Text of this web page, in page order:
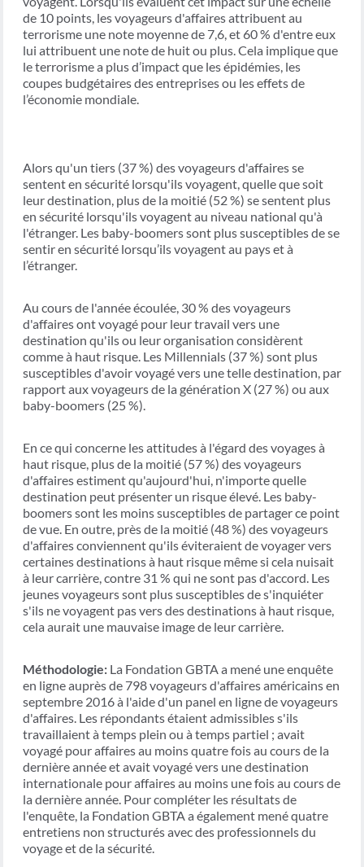
de 10 points, les voyageurs d'affaires attribuent au
terrorisme une note moyenne de 7,6, et 60 % d'entre eux
lui attribuent une note de huit ou plus. Cela implique que
le terrorisme a plus d’impact que les épidémies, les
coupes budgétaires des entreprises ou les effets de
l’économie mondiale.
Alors qu'un tiers (37 %) des voyageurs d'affaires se
sentent en sécurité lorsqu'ils voyagent, quelle que soit
leur destination, plus de la moitié (52 %) se sentent plus
en sécurité lorsqu'ils voyagent au niveau national qu'à
l'étranger. Les baby-boomers sont plus susceptibles de se
sentir en sécurité lorsqu’ils voyagent au pays et à
l’étranger.
Au cours de l'année écoulée, 30 % des voyageurs
d'affaires ont voyagé pour leur travail vers une
destination qu'ils ou leur organisation considèrent
comme à haut risque. Les Millennials (37 %) sont plus
susceptibles d'avoir voyagé vers une telle destination, par
rapport aux voyageurs de la génération X (27 %) ou aux
baby-boomers (25 %).
En ce qui concerne les attitudes à l'égard des voyages à
haut risque, plus de la moitié (57 %) des voyageurs
d'affaires estiment qu'aujourd'hui, n'importe quelle
destination peut présenter un risque élevé. Les baby-
boomers sont les moins susceptibles de partager ce point
de vue. En outre, près de la moitié (48 %) des voyageurs
d'affaires conviennent qu'ils éviteraient de voyager vers
certaines destinations à haut risque même si cela nuisait
à leur carrière, contre 31 % qui ne sont pas d'accord. Les
jeunes voyageurs sont plus susceptibles de s'inquiéter
s'ils ne voyagent pas vers des destinations à haut risque,
cela aurait une mauvaise image de leur carrière.
Méthodologie: La Fondation GBTA a mené une enquête
en ligne auprès de 798 voyageurs d'affaires américains en
septembre 2016 à l'aide d'un panel en ligne de voyageurs
d'affaires. Les répondants étaient admissibles s'ils
travaillaient à temps plein ou à temps partiel ; avait
voyagé pour affaires au moins quatre fois au cours de la
dernière année et avait voyagé vers une destination
internationale pour affaires au moins une fois au cours de
la dernière année. Pour compléter les résultats de
l'enquête, la Fondation GBTA a également mené quatre
entretiens non structurés avec des professionnels du
voyage et de la sécurité.